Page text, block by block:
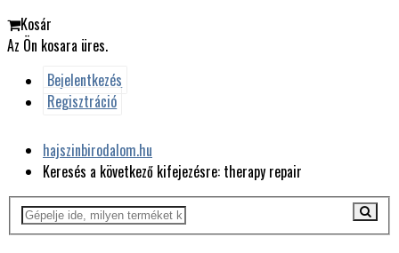
Kosár
Az Ön kosara üres.
Bejelentkezés
Regisztráció
hajszinbirodalom.hu
Keresés a következő kifejezésre: therapy repair